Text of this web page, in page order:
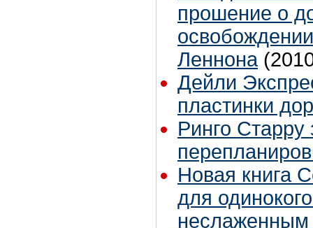
прошение о
Леннона
Дейли
пластинки
Ринго Старру
Новая книга
для
неслаженным